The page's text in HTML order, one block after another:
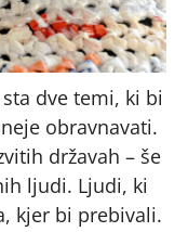
dve temi, ki bi
obravnavati.
državah – še
ljudi. Ljudi, ki
kjer bi prebivali.